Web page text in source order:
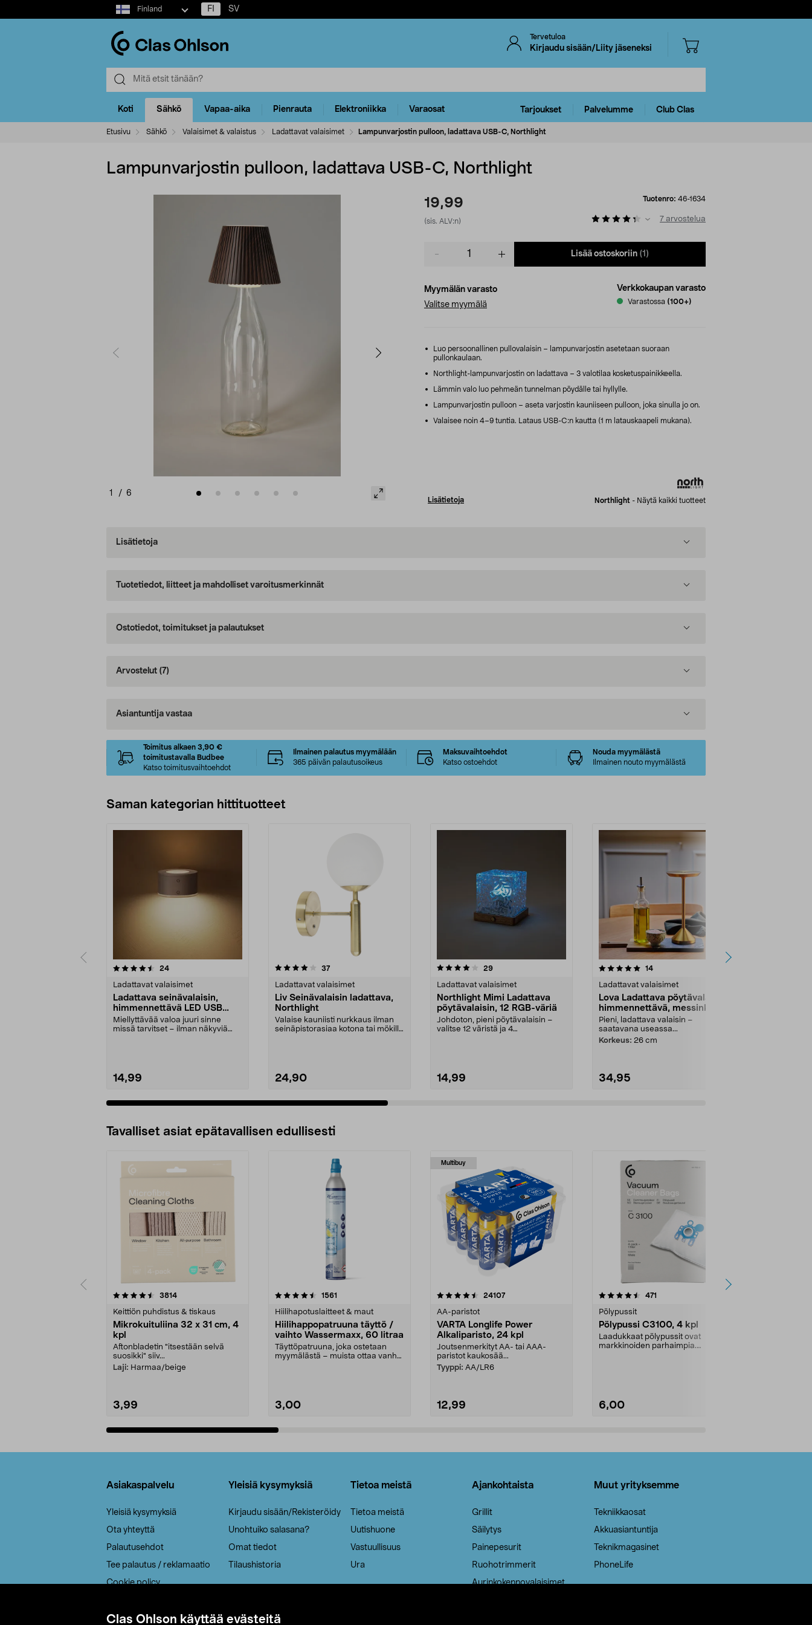
Clas Ohlson käyttää evästeitä
Select
market
Finland FI SV
Tervetuloa
Kirjaudu sisään/Liity jäseneksi
Koti Sähkö Vapaa-aika Pienrauta Elektroniikka Varaosat Tarjoukset Palvelumme Club Clas
Etusivu Sähkö Valaisimet & valaistus Ladattavat valaisimet Lampunvarjostin pulloon, ladattava USB-C, Northlight
Lampunvarjostin pulloon, ladattava USB-C, Northlight
1 / 6
19,99
(sis. ALV:n)
Tuotenro: 46-1634
7 arvostelua
Lisää ostoskoriin (1)
Myymälän varasto
Valitse myymälä
Verkkokaupan varasto
Varastossa (100+)
Luo persoonallinen pullovalaisin – lampunvarjostin asetetaan suoraan
pullonkaulaan.
Northlight-lampunvarjostin on ladattava – 3 valotilaa kosketuspainikkeella.
Lämmin valo luo pehmeän tunnelman pöydälle tai hyllylle.
Lampunvarjostin pulloon – aseta varjostin kauniiseen pulloon, joka sinulla jo on.
Valaisee noin 4–9 tuntia. Lataus USB-C:n kautta (1 m latauskaapeli mukana).
Lisätietoja Northlight - Näytä kaikki tuotteet
Lisätietoja
Tuotetiedot, liitteet ja mahdolliset varoitusmerkinnät
Ostotiedot, toimitukset ja palautukset
Arvostelut (7)
Asiantuntija vastaa
Toimitus alkaen 3,90 €
toimitustavalla Budbee
Katso toimitusvaihtoehdot
Ilmainen palautus myymälään
365 päivän palautusoikeus
Maksuvaihtoehdot
Katso ostoehdot
Nouda myymälästä
Ilmainen nouto myymälästä
Saman kategorian hittituotteet
24arvostelut
Ladattavat valaisimet
Ladattava seinävalaisin,
himmennettävä LED USB
valkoinen
Miellyttävää valoa juuri sinne
missä tarvitset – ilman näkyviä
14,99
4.0 viidestä
37arvostelut
Ladattavat valaisimet
Liv Seinävalaisin ladattava,
Northlight
Valaise kauniisti nurkkaus ilman
seinäpistorasiaa kotona tai mökillä
24,90
4.0 viidestä
29arvostelut
Ladattavat valaisimet
Northlight Mimi Ladattava
pöytävalaisin, 12 RGB-väriä
Johdoton, pieni pöytävalaisin –
valitse 12 väristä ja 4
14,99
5.0 viidestä
14arvostelut
Ladattavat valaisimet
Lova Ladattava pöytävalaisin
himmennettävä, messinki,
Northlight
Pieni, ladattava valaisin –
saatavana useassa...
Korkeus: 26 cm
34,95
4.5 viidestä
Tavalliset asiat epätavallisen edullisesti
3814arvostelut
Keittiön puhdistus & tiskaus
Mikrokuituliina 32 x 31 cm, 4
kpl
Aftonbladetin "itsestään selvä
suosikki" siiv...
Laji: Harmaa/beige
3,99
4.5viidestä
1561
Hiilihapotuslaitteet & maut
Hiilihappopatruuna täyttö /
vaihto Wassermaxx, 60 litraa
Täyttöpatruuna, joka ostetaan
myymälästä – muista ottaa vanha
3,00
Multibuy
4.5viidestä
24107arvostelut
AA-paristot
VARTA Longlife Power
Alkaliparisto, 24 kpl
Joutsenmerkityt AA- tai AAA-
paristot kaukosää...
Tyyppi: AA/LR6
12,99
4.5viidestä
471
Pölypussit
Pölypussi C3100, 4 kpl
Laadukkaat pölypussit ovat
markkinoiden parhaimpia.
6,00
4.5viidestä
Asiakaspalvelu
Yleisiä kysymyksiä
Ota yhteyttä
Palautusehdot
Tee palautus / reklamaatio
Cookie policy
Saavutettavuus
Yleisiä kysymyksiä
Kirjaudu sisään/Rekisteröidy
Unohtuiko salasana?
Omat tiedot
Tilaushistoria
Tietoa meistä
Tietoa meistä
Uutishuone
Vastuullisuus
Ura
Ajankohtaista
Grillit
Säilytys
Painepesurit
Ruohotrimmerit
Aurinkokennovalaisimet
Muut yrityksemme
Tekniikkaosat
Akkuasiantuntija
Teknikmagasinet
PhoneLife